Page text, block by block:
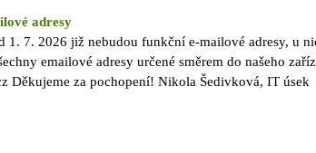
adresy
1. 7. 2026 již nebudou funkční e-mailové adresy, u
emailové adresy určené směrem do našeho
Děkujeme za pochopení! Nikola Šedivková, IT úsek